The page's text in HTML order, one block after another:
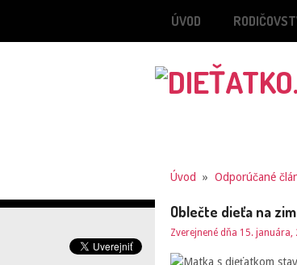
ÚVOD
Úvod »Odporúčané
Oblečte dieťa na
Zverejnené dňa 15. januára,